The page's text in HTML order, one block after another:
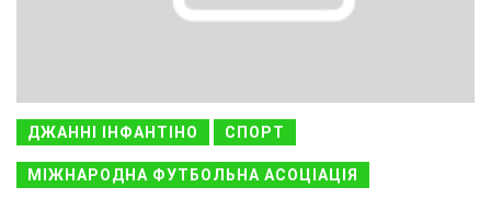
ДЖАННІ ІНФАНТІНО СПОРТ
МІЖНАРОДНА ФУТБОЛЬНА АСОЦІАЦІЯ